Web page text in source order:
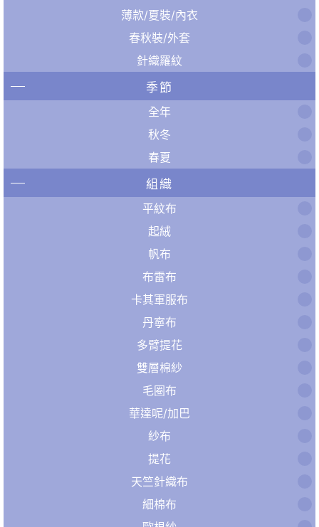
薄款/夏裝/內衣
春秋裝/外套
針織羅紋
季節
全年
秋冬
春夏
組織
平紋布
起絨
帆布
布雷布
卡其軍服布
丹寧布
多臂提花
雙層棉紗
毛圈布
華達呢/加巴
紗布
提花
天竺針織布
細棉布